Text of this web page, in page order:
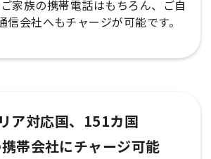
家族の携帯電話はもちろん、ご自
信会社へもチャージが可能です。
ア対応国、151カ国
帯会社にチャージ可能